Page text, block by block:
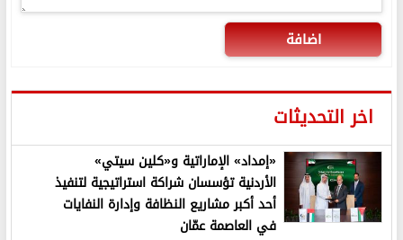
اضافة
اخر التحديثات
«إمداد» الإماراتية و«كلين سيتي»
الأردنية تؤسسان شراكة استراتيجية لتنفيذ
أحد أكبر مشاريع النظافة وإدارة النفايات
في العاصمة عمّان